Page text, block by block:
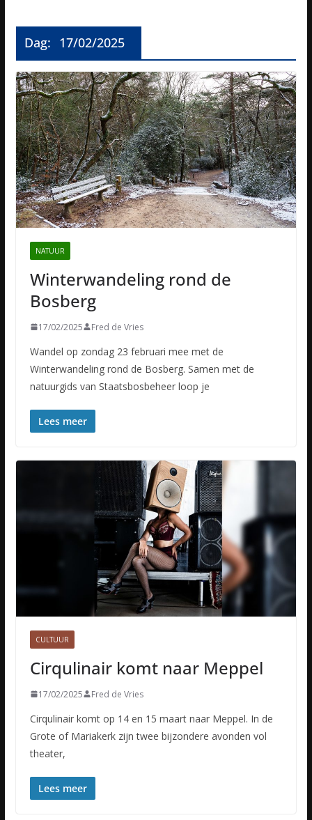
Dag: 17/02/2025
NATUUR
Winterwandeling rond de
Bosberg
17/02/2025 Fred de Vries
Wandel op zondag 23 februari mee met de
Winterwandeling rond de Bosberg. Samen met de
natuurgids van Staatsbosbeheer loop je
Lees meer
CULTUUR
Cirqulinair komt naar Meppel
17/02/2025 Fred de Vries
Cirqulinair komt op 14 en 15 maart naar Meppel. In de
Grote of Mariakerk zijn twee bijzondere avonden vol
theater,
Lees meer